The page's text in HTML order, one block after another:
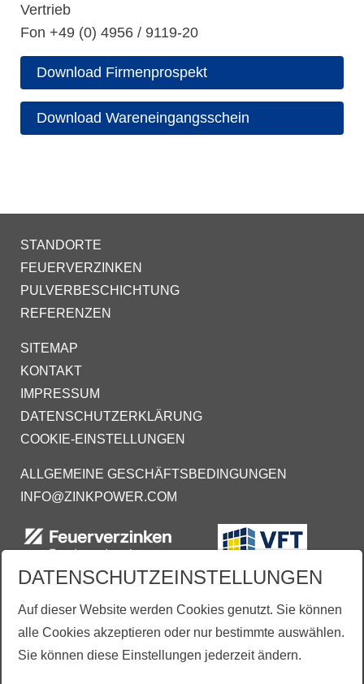
Vertrieb
Fon +49 (0) 4956 / 9119-20
Download Firmenprospekt
Download Wareneingangsschein
STANDORTE
FEUERVERZINKEN
PULVERBESCHICHTUNG
REFERENZEN
SITEMAP
KONTAKT
IMPRESSUM
DATENSCHUTZERKLÄRUNG
COOKIE-EINSTELLUNGEN
ALLGEMEINE GESCHÄFTSBEDINGUNGEN
INFO@ZINKPOWER.COM
DATENSCHUTZEINSTELLUNGEN
Auf dieser Website werden Cookies genutzt. Sie können
alle Cookies akzeptieren oder nur bestimmte auswählen.
Sie können diese Einstellungen jederzeit ändern.